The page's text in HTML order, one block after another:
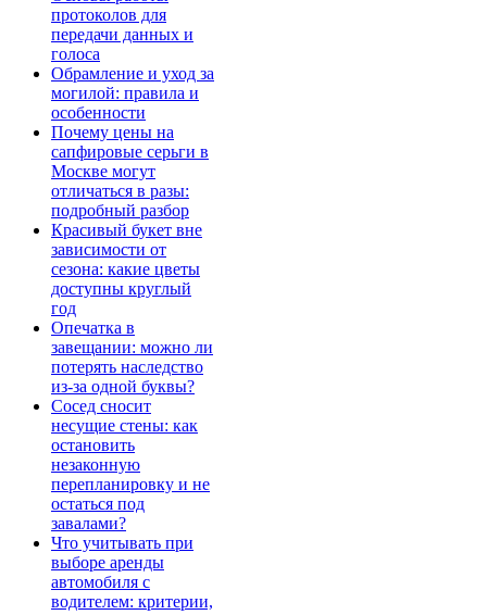
протоколов для
передачи данных и
голоса
Обрамление и уход за
могилой: правила и
особенности
Почему цены на
сапфировые серьги в
Москве могут
отличаться в разы:
подробный разбор
Красивый букет вне
зависимости от
сезона: какие цветы
доступны круглый
год
Опечатка в
завещании: можно ли
потерять наследство
из-за одной буквы?
Сосед сносит
несущие стены: как
остановить
незаконную
перепланировку и не
остаться под
завалами?
Что учитывать при
выборе аренды
автомобиля с
водителем: критерии,